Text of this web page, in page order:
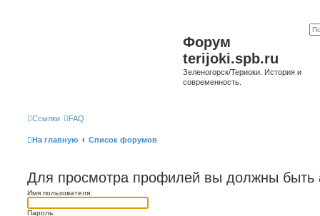
Форум
terijoki.spb.ru
Зеленогорск/Териоки. История и
современность.
Ссылки FAQ
На главную Список форумов
Для просмотра профилей вы должны быть
Имя пользователя:
Пароль: